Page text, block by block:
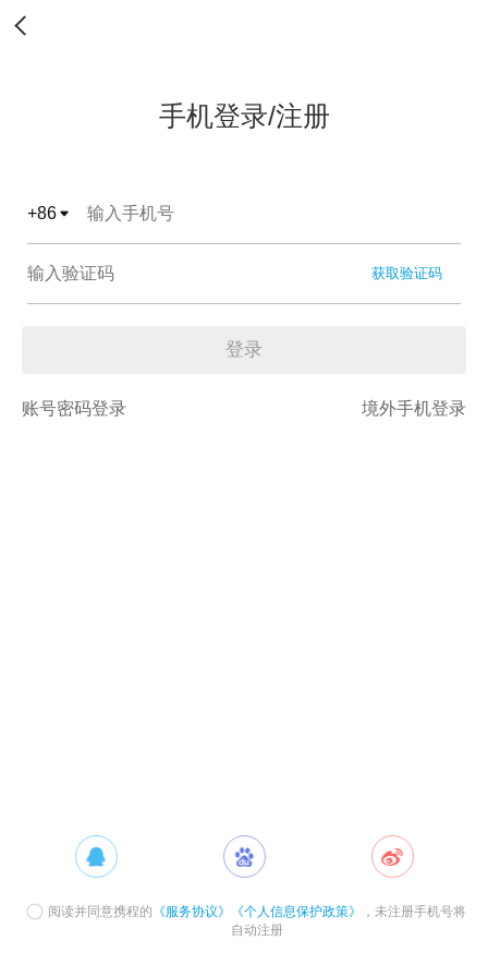
手机登录/注册
+86
获取验证码
登录
账号密码登录 境外手机登录
阅读并同意携程的 《服务协议》 《个人信息保护政策》
，未注册手机号将
自动注册